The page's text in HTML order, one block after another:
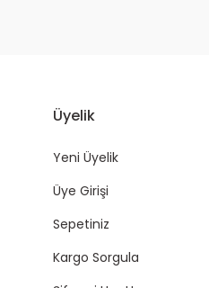
Üyelik
Yeni Üyelik
Üye Girişi
Sepetiniz
Kargo Sorgula